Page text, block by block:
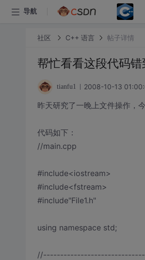
导航
社区 C++ 语言 帖子详情
帮忙看看这段代码错
tianfu1 2008-10-13
昨天研究了一晚上文件操作，
代码如下：
//main.cpp
#include<iostream>
#include<fstream>
#include"File1.h"
using namespace std;